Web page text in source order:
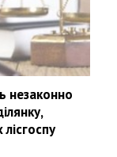
незаконно